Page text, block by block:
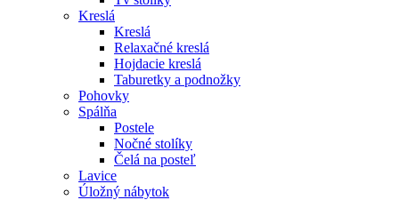
Kreslá
Kreslá
Relaxačné kreslá
Hojdacie kreslá
Taburetky a podnožky
Pohovky
Spálňa
Postele
Nočné stolíky
Čelá na posteľ
Lavice
Úložný nábytok